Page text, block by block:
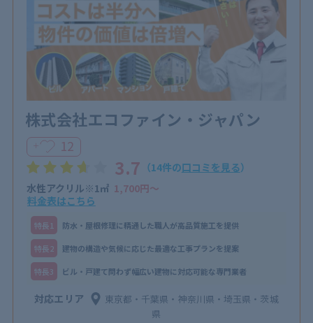
株式会社エコファイン・ジャパン
＋ 12
3.7 （14件の口コミを見る）
水性アクリル※1㎡ 1,700円〜
料金表はこちら
特⻑1 防水・屋根修理に精通した職人が高品質施工を提供
特⻑2 建物の構造や気候に応じた最適な工事プランを提案
特⻑3 ビル・戸建て問わず幅広い建物に対応可能な専門業者
対応エリア
東京都・千葉県・神奈川県・埼玉県・茨城
県